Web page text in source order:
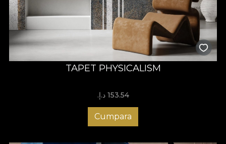
TAPET PHYSICALISM
153.54 د.إ.‏
Cumpara